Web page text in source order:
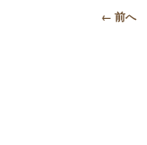
← 前へ